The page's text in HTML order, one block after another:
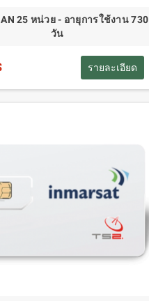
25 หน่วย - อายุการใช้งาน 730
วัน
รายละเอียด